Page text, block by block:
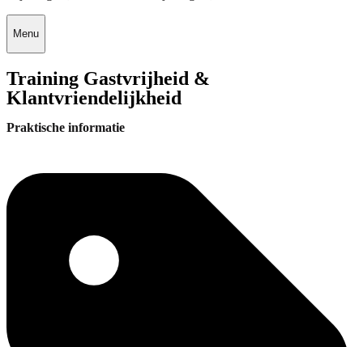
Menu
Training Gastvrijheid &
Klantvriendelijkheid
Praktische informatie